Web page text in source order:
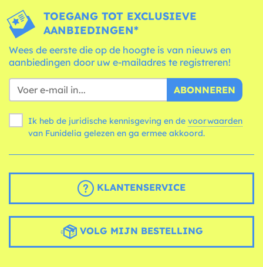
TOEGANG TOT EXCLUSIEVE
AANBIEDINGEN*
Wees de eerste die op de hoogte is van nieuws en
aanbiedingen door uw e-mailadres te registreren!
ABONNEREN
Ik heb de juridische kennisgeving en de voorwaarden
van Funidelia gelezen en ga ermee akkoord.
KLANTENSERVICE
VOLG MIJN BESTELLING